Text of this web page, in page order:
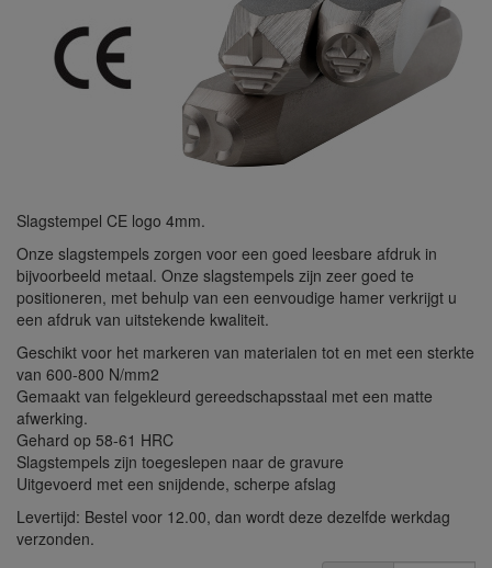
Slagstempel CE logo 4mm.
Onze slagstempels zorgen voor een goed leesbare afdruk in
bijvoorbeeld metaal. Onze slagstempels zijn zeer goed te
positioneren, met behulp van een eenvoudige hamer verkrijgt u
een afdruk van uitstekende kwaliteit.
Geschikt voor het markeren van materialen tot en met een sterkte
van 600-800 N/mm2
Gemaakt van felgekleurd gereedschapsstaal met een matte
afwerking.
Gehard op 58-61 HRC
Slagstempels zijn toegeslepen naar de gravure
Uitgevoerd met een snijdende, scherpe afslag
Levertijd: Bestel voor 12.00, dan wordt deze dezelfde werkdag
verzonden.